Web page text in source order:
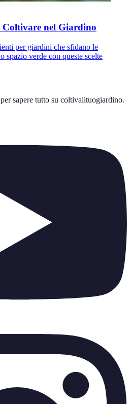
Coltivare nel Giardino
per giardini che sfidano le
spazio verde con queste scelte
sapere tutto su coltivailtuogiardino.